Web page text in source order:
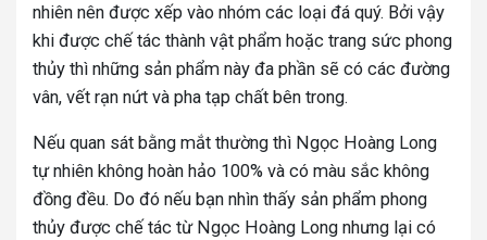
nhiên nên được xếp vào nhóm các loại đá quý. Bởi vậy
khi được chế tác thành vật phẩm hoặc trang sức phong
thủy thì những sản phẩm này đa phần sẽ có các đường
vân, vết rạn nứt và pha tạp chất bên trong.
Nếu quan sát bằng mắt thường thì Ngọc Hoàng Long
tự nhiên không hoàn hảo 100% và có màu sắc không
đồng đều. Do đó nếu bạn nhìn thấy sản phẩm phong
thủy được chế tác từ Ngọc Hoàng Long nhưng lại có